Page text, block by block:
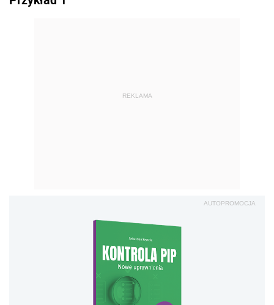
REKLAMA
AUTOPROMOCJA